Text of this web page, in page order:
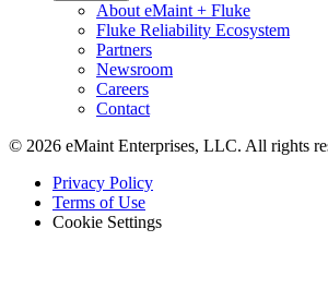
Auftragnehmerzugang,
About eMaint + Fluke
Fluke Reliability Ecosystem
Partners
Newsroom
Careers
Contact
© 2026 eMaint Enterprises, LLC. All rights
Footer
Legal
Privacy Policy
Terms of Use
Cookie Settings